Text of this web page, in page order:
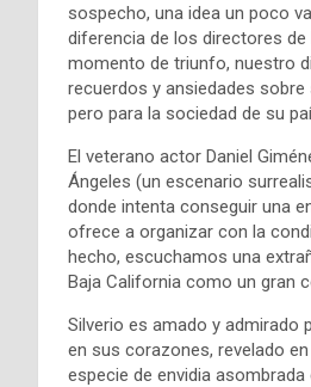
sospecho, una idea un poco
diferencia de los directores
momento de triunfo, nuestro
recuerdos y ansiedades
pero para la sociedad de su
El veterano actor Daniel
Ángeles (un escenario
donde intenta conseguir una
ofrece a organizar con la
hecho, escuchamos una
Baja California como un gran
Silverio es amado y
en sus corazones, revelado
especie de envidia